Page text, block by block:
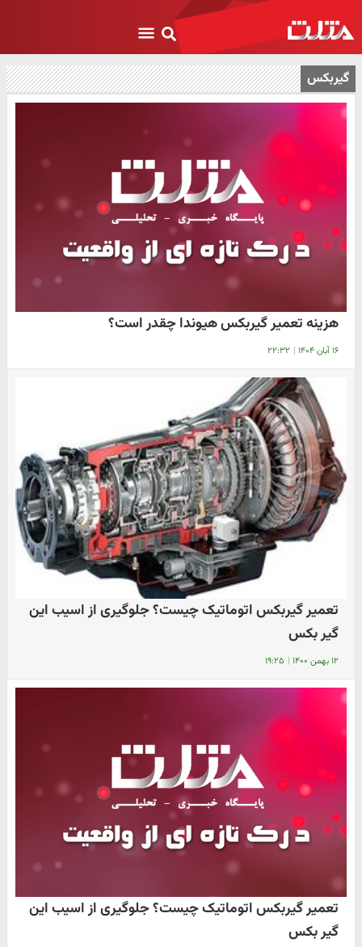
گیربکس
هزینه تعمیر گیربکس هیوندا چقدر است؟
۱۶ آبان ۱۴۰۴ | ۲۲:۳۲
تعمیر گیربکس اتوماتیک چیست؟ جلوگیری از اسیب این
گیر بکس
۱۲ بهمن ۱۴۰۰ | ۱۹:۲۵
تعمیر گیربکس اتوماتیک چیست؟ جلوگیری از اسیب این
گیر بکس